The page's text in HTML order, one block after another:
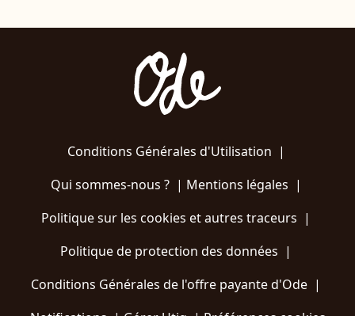
Conditions Générales d'Utilisation |
Qui sommes-nous ?| Mentions légales |
Politique sur les cookies et autres traceurs |
Politique de protection des données |
Conditions Générales de l'offre payante d'Ode |